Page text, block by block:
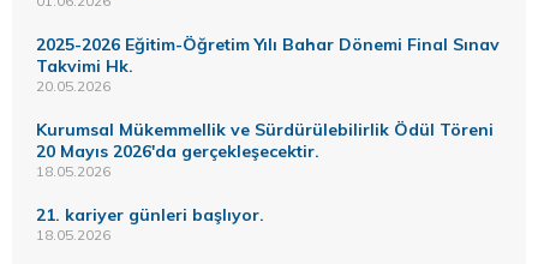
2025-2026 Eğitim-Öğretim Yılı Bahar Dönemi Final Sınav
Takvimi Hk.
20.05.2026
Kurumsal Mükemmellik ve Sürdürülebilirlik Ödül Töreni
20 Mayıs 2026'da gerçekleşecektir.
18.05.2026
21. kariyer günleri başlıyor.
18.05.2026